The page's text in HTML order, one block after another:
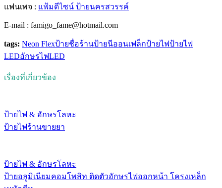
แฟนเพจ : แฟ้มดีไซน์ ป้ายนครสวรรค์
E-mail : famigo_fame@hotmail.com
tags: Neon Flexป้ายชื่อร้านป้ายนีออนเฟล็กป้ายไฟป้ายไฟ
LEDอักษรไฟLED
เรื่องที่เกี่ยวข้อง
ป้ายไฟ & อักษรโลหะ
ป้ายไฟร้านขายยา
ป้ายไฟ & อักษรโลหะ
ป้ายอลูมิเนียมคอมโพสิท ติดตัวอักษรไฟออกหน้า โครงเหล็ก